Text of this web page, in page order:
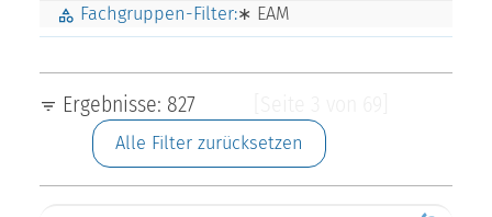
Fachgruppen-Filter:∗ EAM
Ergebnisse: 827
Alle Filter zurücksetzen